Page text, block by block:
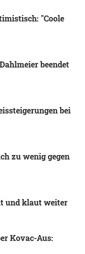
"Coole
beendet
bei
zu wenig gegen
und klaut weiter
Kovac-Aus: